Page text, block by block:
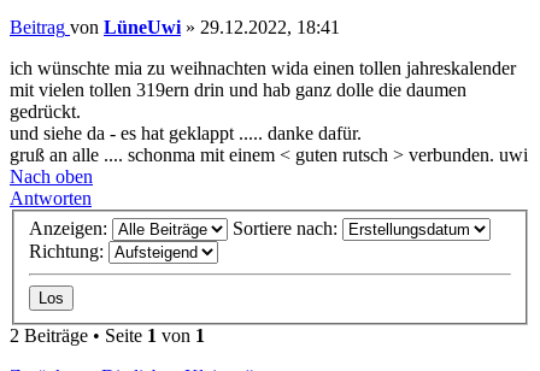
Beitrag von LüneUwi » 29.12.2022, 18:41
ich wünschte mia zu weihnachten wida einen tollen jahreskalender
mit vielen tollen 319ern drin und hab ganz dolle die daumen
gedrückt.
und siehe da - es hat geklappt ..... danke dafür.
gruß an alle .... schonma mit einem < guten rutsch > verbunden. uwi
Nach oben
Antworten
Anzeigen:
Sortiere nach:
Richtung:
2 Beiträge • Seite 1 von 1